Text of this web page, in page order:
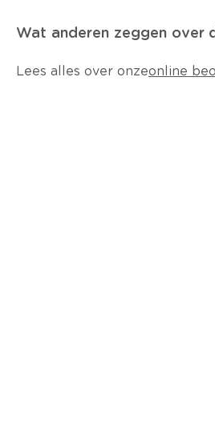
Wat anderen zeggen over
Lees alles over onzeonline